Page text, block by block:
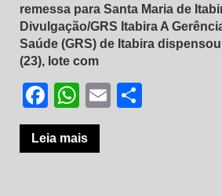
remessa para Santa Maria de
Divulgação/GRS Itabira A
Saúde (GRS) de Itabira
(23), lote com
Facebook
WhatsApp
Email
Leia mais